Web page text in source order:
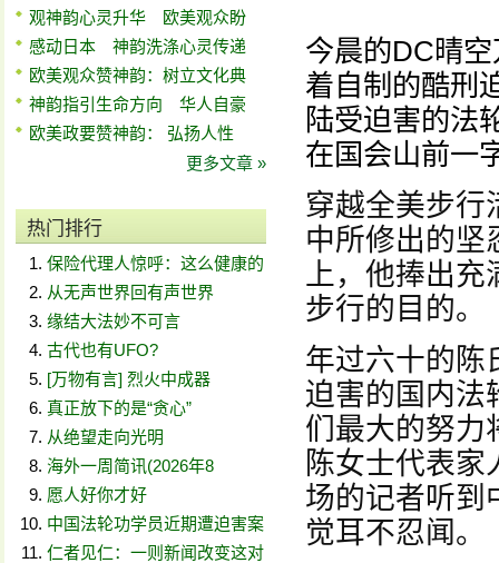
观神韵心灵升华 欧美观众盼
感动日本 神韵洗涤心灵传递
欧美观众赞神韵：树立文化典
神韵指引生命方向 华人自豪
欧美政要赞神韵： 弘扬人性
更多文章 »
热门排行
保险代理人惊呼：这么健康的
从无声世界回有声世界
缘结大法妙不可言
古代也有UFO?
[万物有言] 烈火中成器
真正放下的是“贪心”
从绝望走向光明
海外一周简讯(2026年8
愿人好你才好
中国法轮功学员近期遭迫害案
仁者见仁：一则新闻改变这对
今晨的DC晴
着自制的酷刑
陆受迫害的法
在国会山前一
穿越全美步行
中所修出的坚
上，他捧出充
步行的目的。
年过六十的陈
迫害的国内法
们最大的努力
陈女士代表
场的记者听到
觉耳不忍闻。